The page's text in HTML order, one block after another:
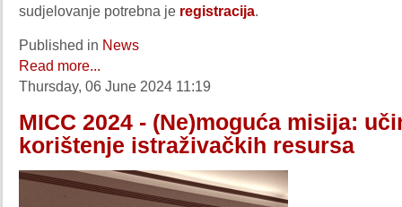
sudjelovanje potrebna je registracija.
Published in News
Read more...
Thursday, 06 June 2024 11:19
MICC 2024 - (Ne)moguća misija:
korištenje istraživačkih resursa